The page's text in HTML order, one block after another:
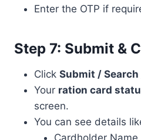
Enter the OTP if
Step 7: Submit &
Click Submit /
Your ration card
screen.
You can see details